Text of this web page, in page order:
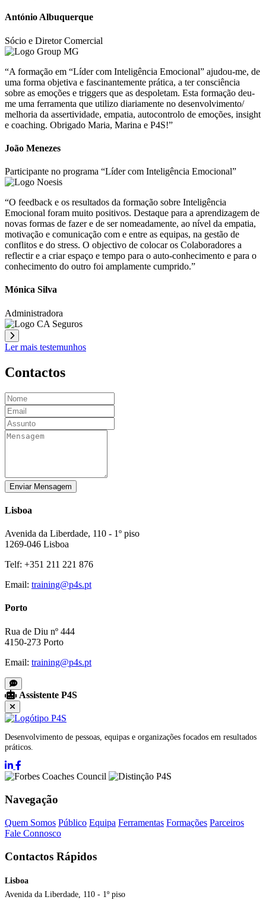
António Albuquerque
Sócio e Diretor Comercial
“A formação em “Líder com Inteligência Emocional” ajudou-me, de
uma forma objetiva e fascinantemente prática, a ter consciência
sobre as emoções e triggers que as despoletam. Esta formação deu-
me uma ferramenta que utilizo diariamente no desenvolvimento/
melhoria da assertividade, empatia, autocontrolo de emoções, insight
e coaching. Obrigado Maria, Marina e P4S!”
João Menezes
Participante no programa “Líder com Inteligência Emocional”
“O feedback e os resultados da formação sobre Inteligência
Emocional foram muito positivos. Destaque para a aprendizagem de
novas formas de fazer e de ser nomeadamente, ao nível da empatia,
motivação e comunicação com e entre as equipas, na gestão de
conflitos e do stress. O objectivo de colocar os Colaboradores a
reflectir e a criar espaço e tempo para o auto-conhecimento e para o
conhecimento do outro foi amplamente cumprido.”
Mónica Silva
Administradora
Ler mais testemunhos
Contactos
Enviar Mensagem
Lisboa
Avenida da Liberdade, 110 - 1º piso
1269-046 Lisboa
Telf: +351 211 221 876
Email: training@p4s.pt
Porto
Rua de Diu nº 444
4150-273 Porto
Email: training@p4s.pt
Assistente P4S
Desenvolvimento de pessoas, equipas e organizações focados em resultados
práticos.
Navegação
Quem Somos Público Equipa Ferramentas Formações Parceiros
Fale Connosco
Contactos Rápidos
Lisboa
Avenida da Liberdade, 110 - 1º piso